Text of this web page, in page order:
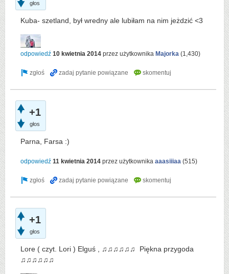
głos
Kuba- szetland, był wredny ale lubiłam na nim jeżdzić <3
odpowiedź 10 kwietnia 2014 przez użytkownika Majorka (1,430)
+1
głos
Parna, Farsa :)
odpowiedź 11 kwietnia 2014 przez użytkownika aaasiiiaa (515)
+1
głos
Lore ( czyt. Lori ) Elguś , ♫♫♫♫♫♫ Piękna przygoda
♫♫♫♫♫♫